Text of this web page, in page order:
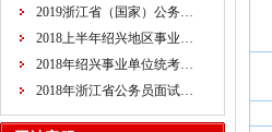
2019浙江省（国家）公务…
2018上半年绍兴地区事业…
2018年绍兴事业单位统考…
2018年浙江省公务员面试…